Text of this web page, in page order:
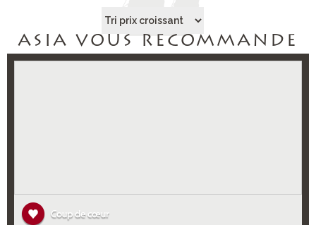
ASIA VOUS RECOMMANDE